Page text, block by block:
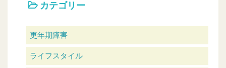
カテゴリー
更年期障害
ライフスタイル